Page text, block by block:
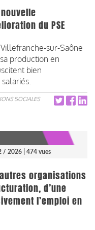
du PSE
sur-Saône
production en
bien
SOCIALES
/ 2026 | 474 vues
autres organisations
d’une
l’emploi en